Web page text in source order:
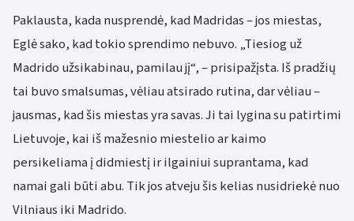
Paklausta, kada nusprendė, kad Madridas – jos miestas,
Eglė sako, kad tokio sprendimo nebuvo. „Tiesiog už
Madrido užsikabinau, pamilau jį“, – prisipažįsta. Iš pradžių
tai buvo smalsumas, vėliau atsirado rutina, dar vėliau –
jausmas, kad šis miestas yra savas. Ji tai lygina su patirtimi
Lietuvoje, kai iš mažesnio miestelio ar kaimo
persikeliama į didmiestį ir ilgainiui suprantama, kad
namai gali būti abu. Tik jos atveju šis kelias nusidriekė nuo
Vilniaus iki Madrido.